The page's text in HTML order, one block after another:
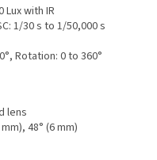
Lux with IR
1/30 s to 1/50,000 s
Rotation: 0 to 360°
lens
48° (6 mm)